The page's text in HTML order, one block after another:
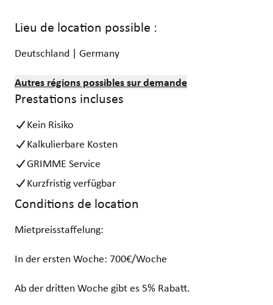
Lieu de location possible :
Deutschland | Germany
Autres régions possibles sur demande
Prestations incluses
Kein Risiko
Kalkulierbare Kosten
GRIMME Service
Kurzfristig verfügbar
Conditions de location
Mietpreisstaffelung:
In der ersten Woche: 700€/Woche
Ab der dritten Woche gibt es 5% Rabatt.